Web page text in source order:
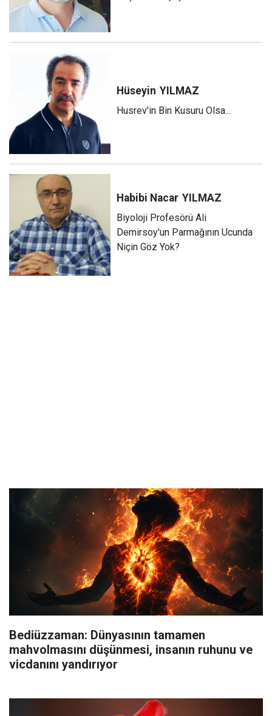
Hüseyin YILMAZ
Husrev'in Bin Kusuru Olsa...
Habibi Nacar YILMAZ
Biyoloji Profesörü Ali
Demirsoy'un Parmağının Ucunda
Niçin Göz Yok?
Bediüzzaman: Dünyasının tamamen
mahvolmasını düşünmesi, insanın ruhunu ve
vicdanını yandırıyor